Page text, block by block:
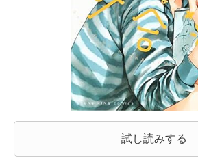
試し読みする